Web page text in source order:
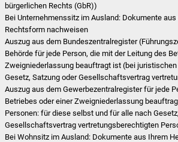
bürgerlichen Rechts (GbR))
Bei Unternehmenssitz im Ausland: Dokumente
Rechtsform nachweisen
Auszug aus dem Bundeszentralregister
Behörde für jede Person, die mit der Leitung des
Zweigniederlassung beauftragt ist (bei
Gesetz, Satzung oder Gesellschaftsvertrag
Auszug aus dem Gewerbezentralregister für jede
Betriebes oder einer Zweigniederlassung
Personen: für diese selbst und für alle nach
Gesellschaftsvertrag vertretungsberechtigten
Bei Wohnsitz im Ausland: Dokumente aus Ihrem